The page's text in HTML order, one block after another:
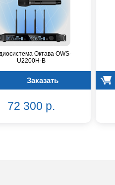
Октава OWS-
U2200H-B
Заказать
72 300 р.